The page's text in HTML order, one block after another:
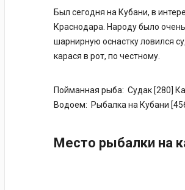
Был сегодня на Кубани, в
Краснодара. Народу было
шарнирную оснастку ловился
карася в рот, по честному.
Пойманная рыба: Судак [280]
Водоем: Рыбалка на Кубани
Место рыбалки на